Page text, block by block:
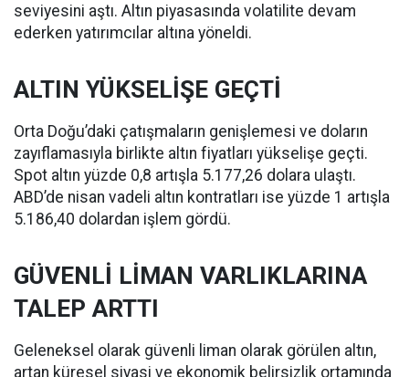
seviyesini aştı. Altın piyasasında volatilite devam
ederken yatırımcılar altına yöneldi.
ALTIN YÜKSELİŞE GEÇTİ
Orta Doğu’daki çatışmaların genişlemesi ve doların
zayıflamasıyla birlikte altın fiyatları yükselişe geçti.
Spot altın yüzde 0,8 artışla 5.177,26 dolara ulaştı.
ABD’de nisan vadeli altın kontratları ise yüzde 1 artışla
5.186,40 dolardan işlem gördü.
GÜVENLİ LİMAN VARLIKLARINA
TALEP ARTTI
Geleneksel olarak güvenli liman olarak görülen altın,
artan küresel siyasi ve ekonomik belirsizlik ortamında